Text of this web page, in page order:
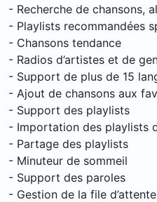
- Recherche de chansons,
- Playlists recommandées
- Chansons tendance
- Radios d’artistes et de
- Support de plus de 15
- Ajout de chansons aux
- Support des playlists
- Importation des playlists
- Partage des playlists
- Minuteur de sommeil
- Support des paroles
- Gestion de la file d’attente